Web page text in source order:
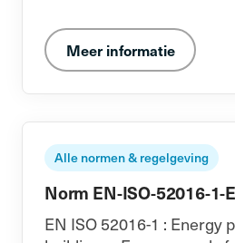
Meer informatie
Alle normen & regelgeving
Norm EN-ISO-52016-1-
EN ISO 52016-1 : Energy